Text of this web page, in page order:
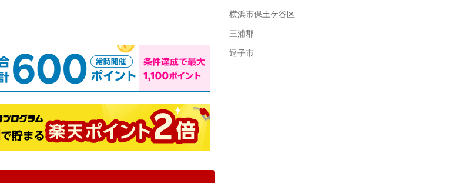
横浜市保土ケ谷区
三浦郡
逗子市